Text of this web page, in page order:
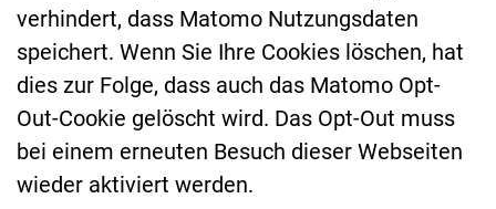
verhindert, dass Matomo Nutzungsdaten
speichert. Wenn Sie Ihre Cookies löschen, hat
dies zur Folge, dass auch das Matomo Opt-
Out-Cookie gelöscht wird. Das Opt-Out muss
bei einem erneuten Besuch dieser Webseiten
wieder aktiviert werden.